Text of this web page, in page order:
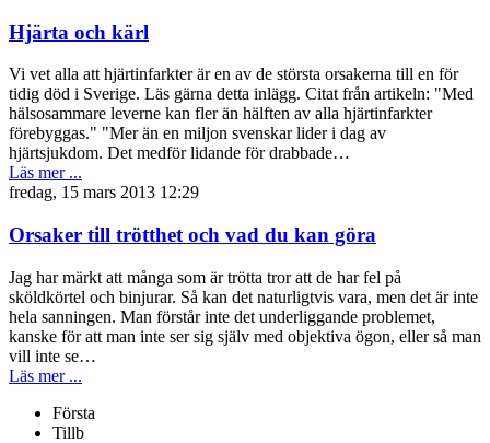
Hjärta och kärl
Vi vet alla att hjärtinfarkter är en av de största orsakerna till en för
tidig död i Sverige. Läs gärna detta inlägg. Citat från artikeln: "Med
hälsosammare leverne kan fler än hälften av alla hjärtinfarkter
förebyggas." "Mer än en miljon svenskar lider i dag av
hjärtsjukdom. Det medför lidande för drabbade…
Läs mer ...
fredag, 15 mars 2013 12:29
Orsaker till trötthet och vad du kan göra
Jag har märkt att många som är trötta tror att de har fel på
sköldkörtel och binjurar. Så kan det naturligtvis vara, men det är inte
hela sanningen. Man förstår inte det underliggande problemet,
kanske för att man inte ser sig själv med objektiva ögon, eller så man
vill inte se…
Läs mer ...
Första
Tillb